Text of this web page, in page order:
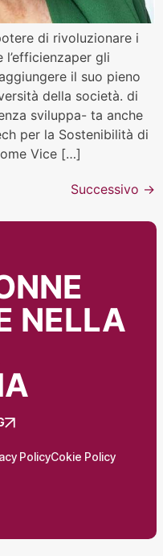
di rivoluzionare i
l’efficienzaper gli
il suo pieno
della società. di
sviluppa- ta anche
per la Sostenibilità di
Vice […]
Successivo →
NELLA
PolicyCokie Policy